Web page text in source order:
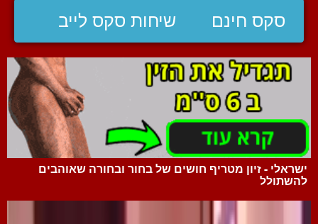
סקס חינם שיחות סקס לייב
ישראלי - זיון מטריף חושים של בחור ובחורה שאוהבים
להשתולל